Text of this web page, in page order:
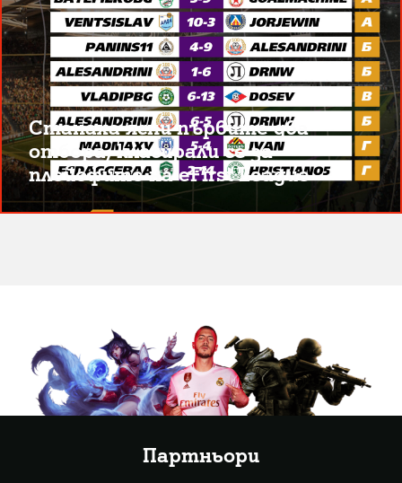
Станаха ясни първите два
отбора, класирали се за
плейофите на eFirst League
Партньори